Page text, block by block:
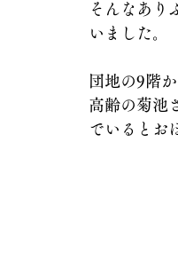
そんなあり
いました。
団地の9階
高齢の菊池
でいるとお